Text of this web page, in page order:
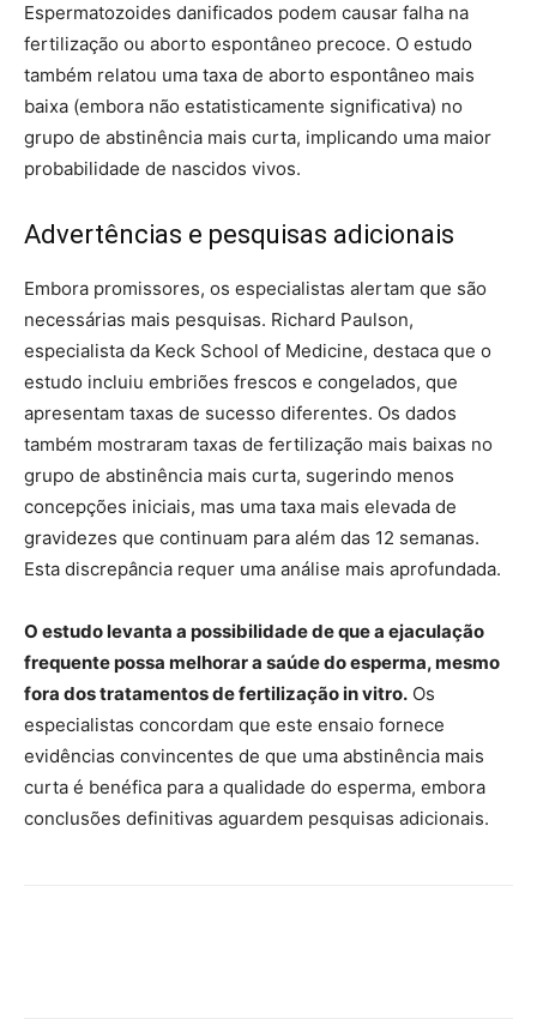
Espermatozoides danificados podem causar falha na
fertilização ou aborto espontâneo precoce. O estudo
também relatou uma taxa de aborto espontâneo mais
baixa (embora não estatisticamente significativa) no
grupo de abstinência mais curta, implicando uma maior
probabilidade de nascidos vivos.
Advertências e pesquisas adicionais
Embora promissores, os especialistas alertam que são
necessárias mais pesquisas. Richard Paulson,
especialista da Keck School of Medicine, destaca que o
estudo incluiu embriões frescos e congelados, que
apresentam taxas de sucesso diferentes. Os dados
também mostraram taxas de fertilização mais baixas no
grupo de abstinência mais curta, sugerindo menos
concepções iniciais, mas uma taxa mais elevada de
gravidezes que continuam para além das 12 semanas.
Esta discrepância requer uma análise mais aprofundada.
O estudo levanta a possibilidade de que a ejaculação
frequente possa melhorar a saúde do esperma, mesmo
fora dos tratamentos de fertilização in vitro. Os
especialistas concordam que este ensaio fornece
evidências convincentes de que uma abstinência mais
curta é benéfica para a qualidade do esperma, embora
conclusões definitivas aguardem pesquisas adicionais.